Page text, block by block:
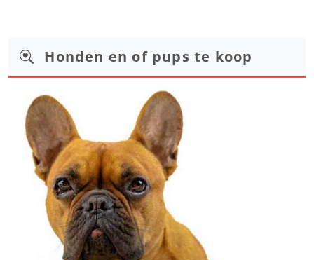
Honden en of pups te koop